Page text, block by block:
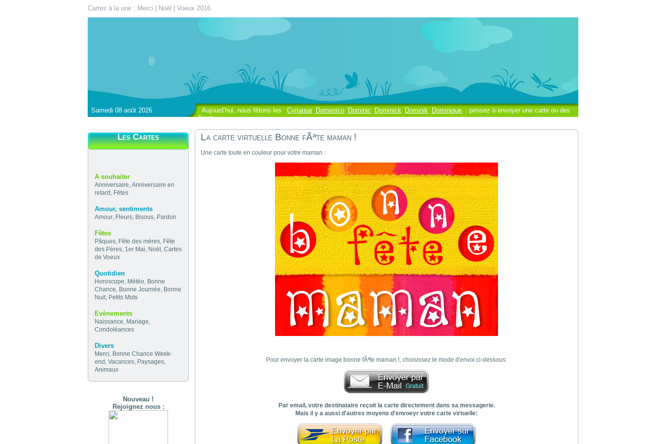
Cartes à la une : Merci Noël Voeux 2016
Aujourd’hui, nous fêtons les Cyriaque Domenico Dominic Dominick Dominik Dominique : pensez à envoyer une carte ou des
fleurs
Samedi 08 août 2026
Les Cartes
A souhaiter
Anniversaire, Anniversaire en
retard , Fêtes
Amour, sentiments
Amour, Fleurs, Bisous, Pardon
Fêtes
Pâques, Fête des mères, Fête
des Pères, 1er Mai, Noël , Cartes
de Voeux
Quotidien
Horoscope, Météo, Bonne
Chance, Bonne Journée, Bonne
Nuit, Petits Mots
Evènements
Naissance, Mariage,
Condoléances
Divers
Merci, Bonne Chance Week-
end , Vacances, Paysages,
Animaux
Nouveau !
Rejoignez nous :
La carte virtuelle Bonne fÃªte maman !
Une carte toute en couleur pour votre maman :
Pour envoyer la carte image bonne fÃªte maman !, choisissez le mode d'envoi ci-dessous:
Par email, votre destinataire reçoit la carte directement dans sa messagerie.
Mais il y a aussi d'autres moyens d'envoeyr votre carte virtuelle: